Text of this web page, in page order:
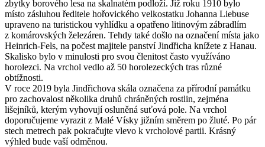
zbytky borového lesa na skalnatém podloží. Již roku 1910 bylo
místo zásluhou ředitele hořovického velkostatku Johanna Liebuse
upraveno na turistickou vyhlídku a opatřeno litinovým zábradlím
z komárovských železáren. Tehdy také došlo na označení místa jako
Heinrich-Fels, na počest majitele panství Jindřicha knížete z Hanau.
Skalisko bylo v minulosti pro svou členitost často využíváno
horolezci. Na vrchol vedlo až 50 horolezeckých tras různé
obtížnosti.
V roce 2019 byla Jindřichova skála označena za přírodní památku
pro zachovalost několika druhů chráněných rostlin, zejména
lišejníků, kterým vyhovují osluněná suťová pole. Na vrchol
doporučujeme vyrazit z Malé Vísky jižním směrem po žluté. Po pár
stech metrech pak pokračujte vlevo k vrcholové partii. Krásný
výhled bude vaší odměnou.